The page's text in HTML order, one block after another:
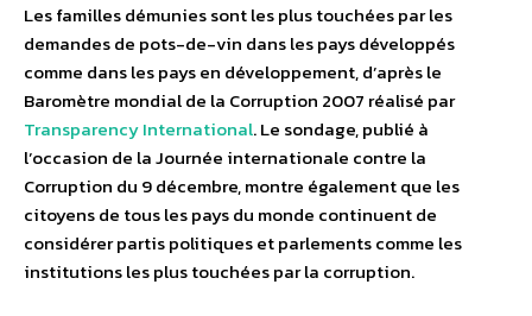
Les familles démunies sont les plus touchées par les
demandes de pots-de-vin dans les pays développés
comme dans les pays en développement, d’après le
Baromètre mondial de la Corruption 2007 réalisé par
Transparency International. Le sondage, publié à
l’occasion de la Journée internationale contre la
Corruption du 9 décembre, montre également que les
citoyens de tous les pays du monde continuent de
considérer partis politiques et parlements comme les
institutions les plus touchées par la corruption.